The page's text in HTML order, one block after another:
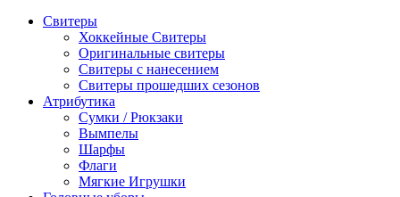
Свитеры
Хоккейные Свитеры
Оригинальные свитеры
Свитеры с нанесением
Свитеры прошедших сезонов
Атрибутика
Сумки / Рюкзаки
Вымпелы
Шарфы
Флаги
Мягкие Игрушки